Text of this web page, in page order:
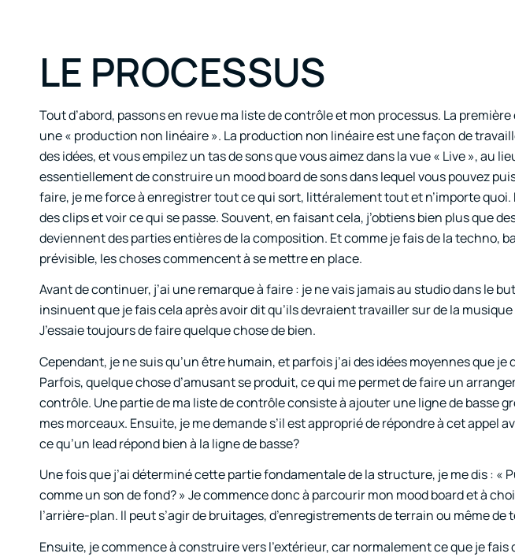
LE PROCESSUS
Tout d’abord, passons en revue ma liste de contrôle et mon processus. La
une « production non linéaire ». La production non linéaire est une façon de
des idées, et vous empilez un tas de sons que vous aimez dans la vue « Live », au
essentiellement de construire un mood board de sons dans lequel vous pouvez
faire, je me force à enregistrer tout ce qui sort, littéralement tout et n’importe
des clips et voir ce qui se passe. Souvent, en faisant cela, j’obtiens bien plus que
deviennent des parties entières de la composition. Et comme je fais de la techno,
prévisible, les choses commencent à se mettre en place.
Avant de continuer, j’ai une remarque à faire : je ne vais jamais au studio dans le
insinuent que je fais cela après avoir dit qu’ils devraient travailler sur de la
J’essaie toujours de faire quelque chose de bien.
Cependant, je ne suis qu’un être humain, et parfois j’ai des idées moyennes que
Parfois, quelque chose d’amusant se produit, ce qui me permet de faire un
contrôle. Une partie de ma liste de contrôle consiste à ajouter une ligne de basse
mes morceaux. Ensuite, je me demande s’il est approprié de répondre à cet appel
ce qu’un lead répond bien à la ligne de basse?
Une fois que j’ai déterminé cette partie fondamentale de la structure, je me dis :
comme un son de fond? » Je commence donc à parcourir mon mood board et à
l’arrière-plan. Il peut s’agir de bruitages, d’enregistrements de terrain ou même
Ensuite, je commence à construire vers l’extérieur, car normalement ce que je